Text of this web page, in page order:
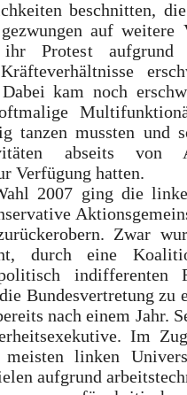
beschnitten,
auf weitere
Protest aufgrund
kam noch
tanzen mussten und
abseits von
Verfügung hatten.
2007 ging die
Zwar
durch eine
indifferenten
Bundesvertretung zu
nach einem Jahr.
Im
linken
aufgrund